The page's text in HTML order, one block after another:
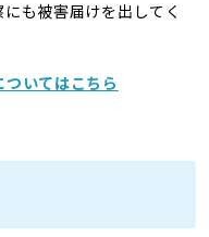
も被害届けを出してく
いてはこちら